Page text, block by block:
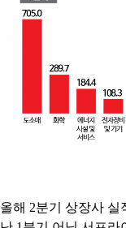
올해 2분기 상장사 실